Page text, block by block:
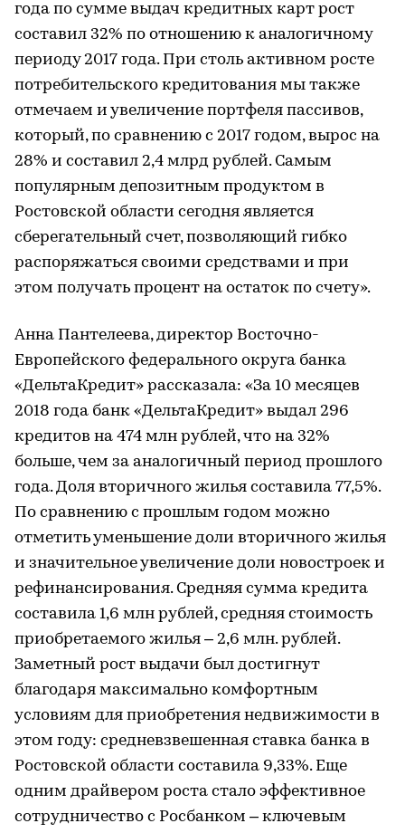
года по сумме выдач кредитных карт рост
составил 32% по отношению к аналогичному
периоду 2017 года. При столь активном росте
потребительского кредитования мы также
отмечаем и увеличение портфеля пассивов,
который, по сравнению с 2017 годом, вырос на
28% и составил 2,4 млрд рублей. Самым
популярным депозитным продуктом в
Ростовской области сегодня является
сберегательный счет, позволяющий гибко
распоряжаться своими средствами и при
этом получать процент на остаток по счету».
Анна Пантелеева, директор Восточно-
Европейского федерального округа банка
«ДельтаКредит» рассказала: «За 10 месяцев
2018 года банк «ДельтаКредит» выдал 296
кредитов на 474 млн рублей, что на 32%
больше, чем за аналогичный период прошлого
года. Доля вторичного жилья составила 77,5%.
По сравнению с прошлым годом можно
отметить уменьшение доли вторичного жилья
и значительное увеличение доли новостроек и
рефинансирования. Средняя сумма кредита
составила 1,6 млн рублей, средняя стоимость
приобретаемого жилья – 2,6 млн. рублей.
Заметный рост выдачи был достигнут
благодаря максимально комфортным
условиям для приобретения недвижимости в
этом году: средневзвешенная ставка банка в
Ростовской области составила 9,33%. Еще
одним драйвером роста стало эффективное
сотрудничество с Росбанком – ключевым